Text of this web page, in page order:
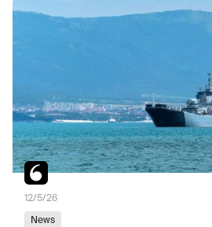
12/5/26
News